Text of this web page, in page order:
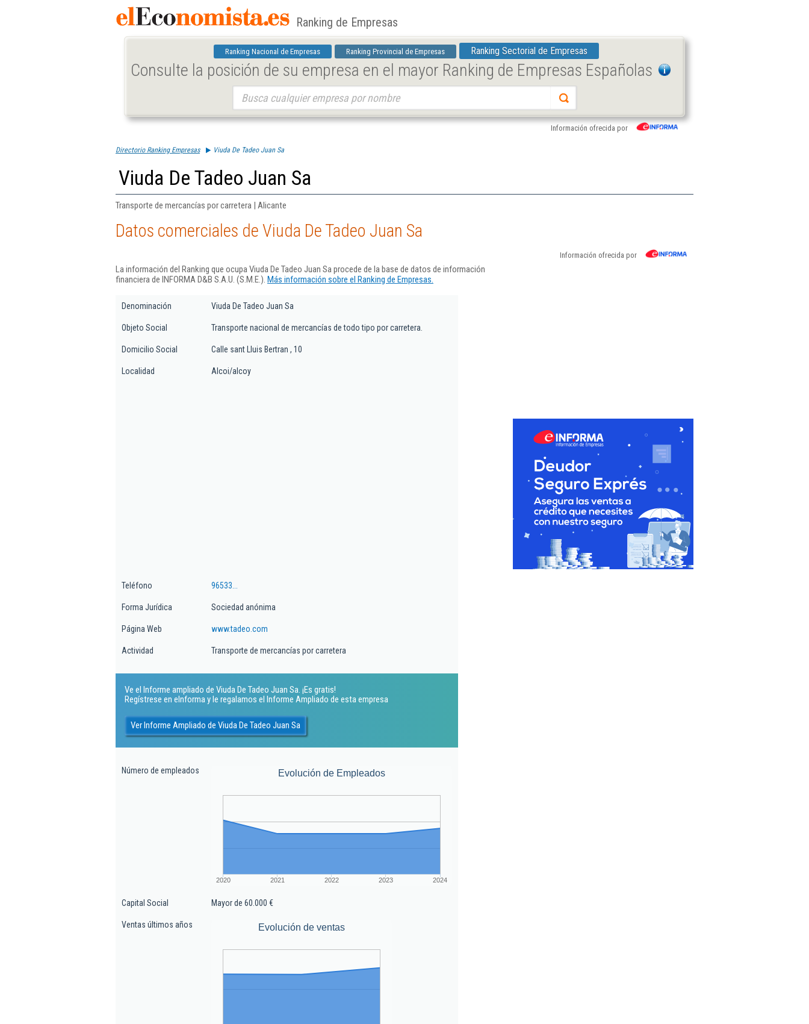
Ranking de Empresas
Ranking Nacional de Empresas Ranking Provincial de Empresas Ranking Sectorial de Empresas
Consulte la posición de su empresa en el mayor Ranking de Empresas Españolas
Información ofrecida por
Directorio Ranking Empresas Viuda De Tadeo Juan Sa
Viuda De Tadeo Juan Sa
Transporte de mercancías por carretera | Alicante
Datos comerciales de Viuda De Tadeo Juan Sa
Información ofrecida por
La información del Ranking que ocupa Viuda De Tadeo Juan Sa procede de la base de datos de información
financiera de INFORMA D&B S.A.U. (S.M.E.). Más información sobre el Ranking de Empresas.
Denominación Viuda De Tadeo Juan Sa
Objeto Social Transporte nacional de mercancías de todo tipo por carretera.
Domicilio Social Calle sant Lluis Bertran , 10
Localidad Alcoi/alcoy
Teléfono 96533...
Forma Jurídica Sociedad anónima
Página Web www.tadeo.com
Actividad Transporte de mercancías por carretera
Ve el Informe ampliado de Viuda De Tadeo Juan Sa. ¡Es gratis!
Regístrese en eInforma y le regalamos el Informe Ampliado de esta empresa
Ver Informe Ampliado de Viuda De Tadeo Juan Sa
Número de empleados Evolución de Empleados
2020 2021 2022 2023 2024
Capital Social Mayor de 60.000 €
Ventas últimos años Evolución de ventas